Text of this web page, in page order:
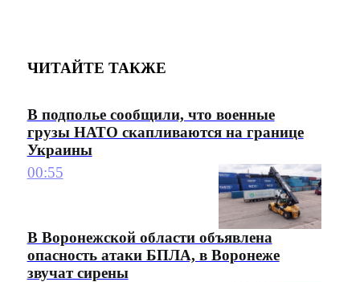
ЧИТАЙТЕ ТАКЖЕ
В подполье сообщили, что военные
грузы НАТО скапливаются на границе
Украины
00:55
В Воронежской области объявлена
опасность атаки БПЛА, в Воронеже
звучат сирены